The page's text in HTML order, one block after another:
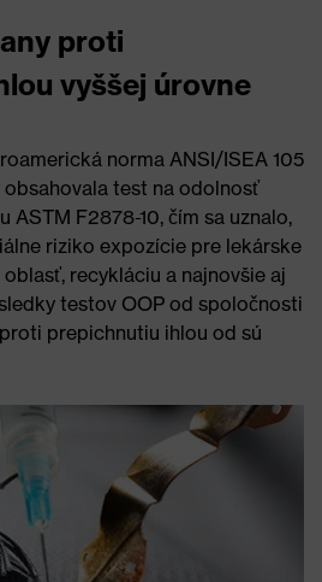
proti
vyššej úrovne
norma ANSI/ISEA 105
test na odolnosť
F2878-10, čím sa uznalo,
riziko expozície pre lekárske
recykláciu a najnovšie aj
testov OOP od spoločnosti
prepichnutiu ihlou od sú